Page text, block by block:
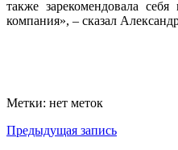
также зарекомендовала
компания», – сказал
Метки: нет меток
Предыдущая запись